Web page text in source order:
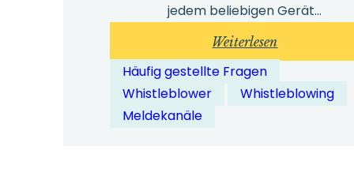
jedem beliebigen Gerät…
Weiterlesen:
Wie
kann
Häufig gestellte Fragen
Whistleblower
Whistleblowing
Meldekanäle